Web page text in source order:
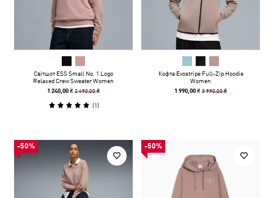
Світшот ESS Small No. 1 Logo
Relaxed Crew Sweater Women
1 240,00 ₴2 490,00 ₴
(1)
Кофта Evostripe Full-Zip Hoodie
Women
1 990,00 ₴3 990,00 ₴
-50% -50%